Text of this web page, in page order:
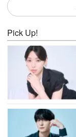
Pick Up!